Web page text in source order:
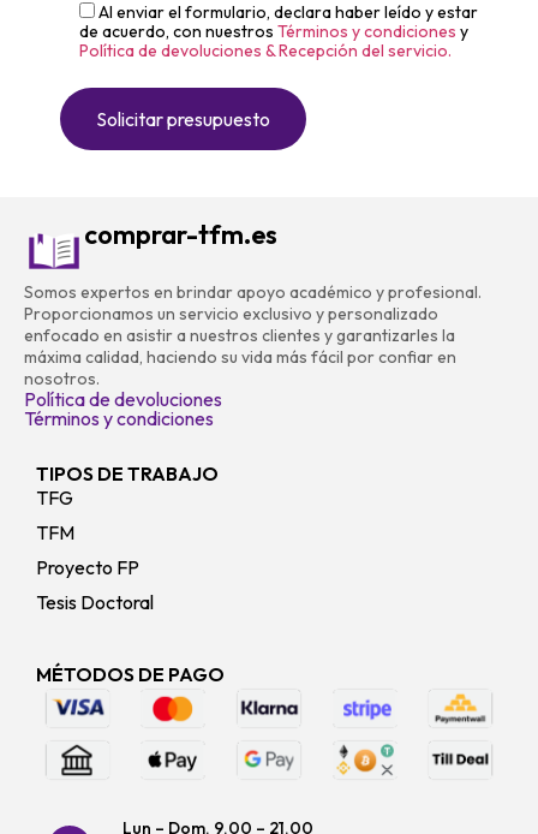
Al enviar el formulario, declara haber leído y estar
de acuerdo, con nuestros Términos y condiciones y
Política de devoluciones & Recepción del servicio.
comprar-tfm.es
Somos expertos en brindar apoyo académico y profesional.
Proporcionamos un servicio exclusivo y personalizado
enfocado en asistir a nuestros clientes y garantizarles la
máxima calidad, haciendo su vida más fácil por confiar en
nosotros.
Política de devoluciones
Términos y condiciones
TIPOS DE TRABAJO
TFG
TFM
Proyecto FP
Tesis Doctoral
MÉTODOS DE PAGO
Lun – Dom. 9.00 – 21.00